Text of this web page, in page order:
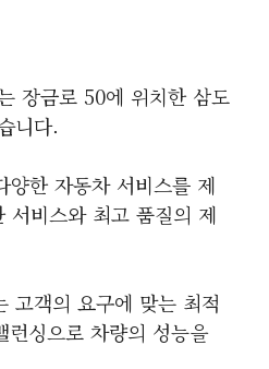
장금로 50에 위치한 삼도
니다.
한 자동차 서비스를 제
서비스와 최고 품질의 제
고객의 요구에 맞는 최적
싱으로 차량의 성능을